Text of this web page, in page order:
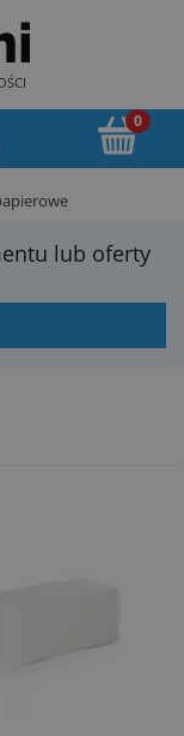
lub oferty